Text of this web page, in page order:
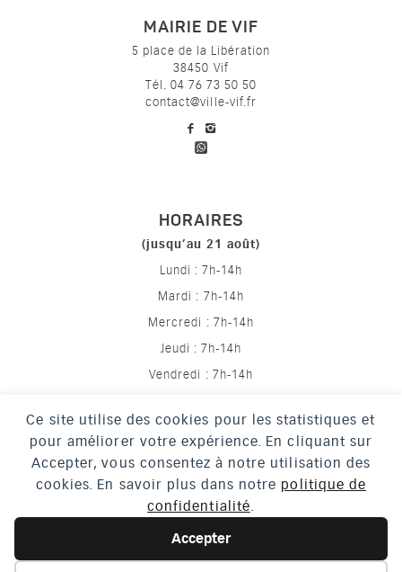
Ce site utilise des cookies pour les statistiques et
pour améliorer votre expérience. En cliquant sur
Accepter, vous consentez à notre utilisation des
cookies. En savoir plus dans notre politique de
confidentialité.
Accepter
MAIRIE DE VIF
5 place de la Libération
38450 Vif
Tél. 04 76 73 50 50
contact@ville-vif.fr
voir notre page facebook
HORAIRES
(jusqu’au 21 août)
Lundi : 7h-14h
Mardi : 7h-14h
Mercredi : 7h-14h
Jeudi : 7h-14h
Vendredi : 7h-14h
Mentions légales
Politique de confidentialité
Crédits
Accessibilité
Plan du site